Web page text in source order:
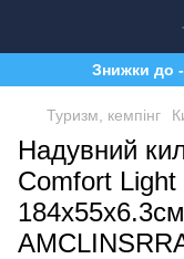
Знижки до
Туризм, кемпінг
Надувний
Comfort